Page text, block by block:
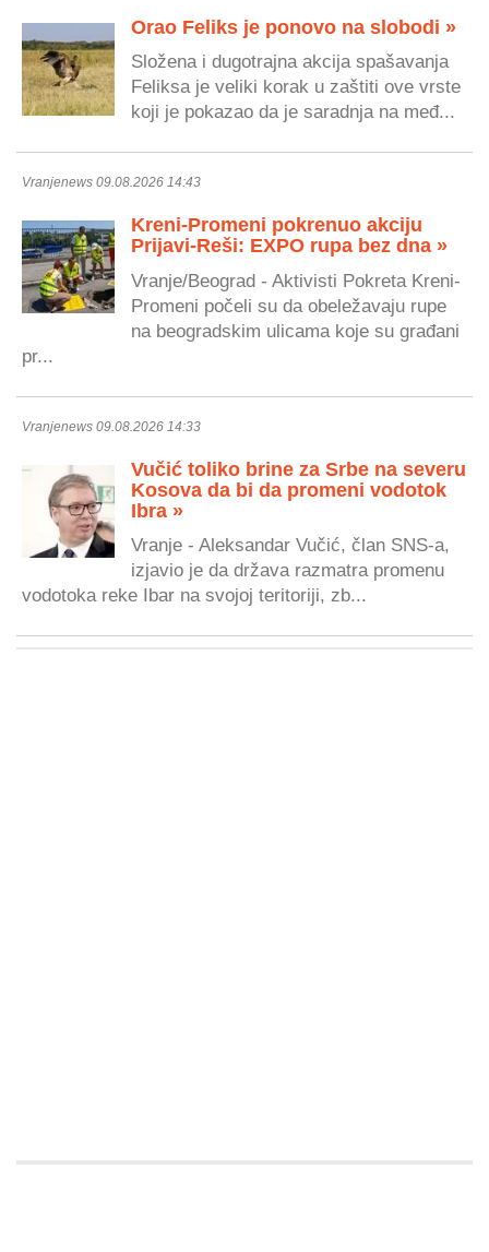
Orao Feliks je ponovo na slobodi »
Složena i dugotrajna akcija spašavanja
Feliksa je veliki korak u zaštiti ove vrste
koji je pokazao da je saradnja na međ...
Vranjenews 09.08.2026 14:43
Kreni-Promeni pokrenuo akciju
Prijavi-Reši: EXPO rupa bez dna »
Vranje/Beograd - Aktivisti Pokreta Kreni-
Promeni počeli su da obeležavaju rupe
na beogradskim ulicama koje su građani
pr...
Vranjenews 09.08.2026 14:33
Vučić toliko brine za Srbe na severu
Kosova da bi da promeni vodotok
Ibra »
Vranje - Aleksandar Vučić, član SNS-a,
izjavio je da država razmatra promenu
vodotoka reke Ibar na svojoj teritoriji, zb...